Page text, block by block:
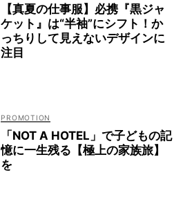
【真夏の仕事服】必携『黒ジャ
ケット』は“半袖”にシフト！か
っちりして見えないデザインに
注目
「NOT A HOTEL」で子どもの記
憶に一生残る【極上の家族旅】
を